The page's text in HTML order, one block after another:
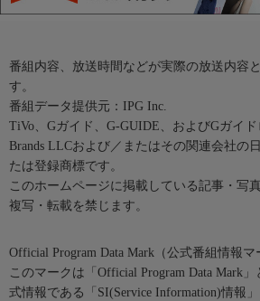
番組内容、放送時間などが実際の放送内容
す。
番組データ提供元：IPG Inc.
TiVo、Gガイド、G-GUIDE、およびGガイ
Brands LLCおよび／またはその関連会社の
たは登録商標です。
このホームページに掲載している記事・写
複写・転載を禁じます。
Official Program Data Mark（公式番組情報マ
このマークは「Official Program Data Mark
式情報である「SI(Service Information)情報